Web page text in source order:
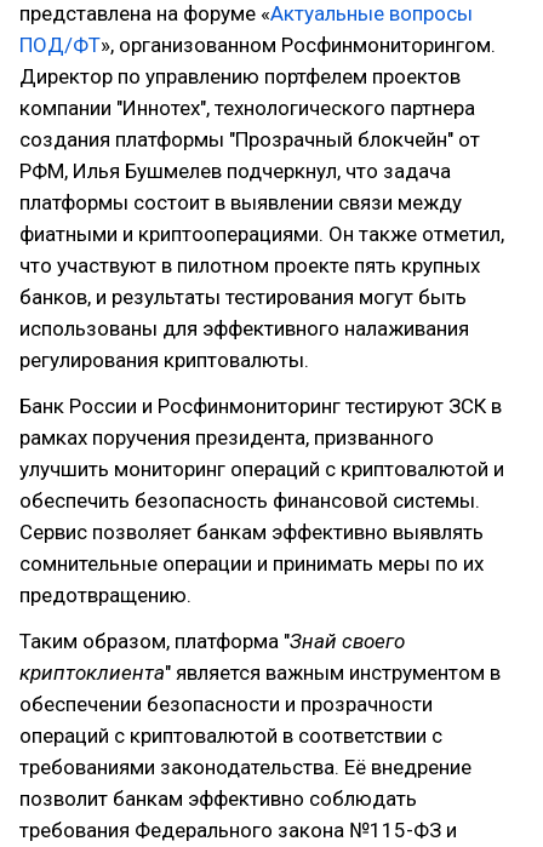
представлена на форуме «Актуальные вопросы
ПОД/ФТ», организованном Росфинмониторингом.
Директор по управлению портфелем проектов
компании "Иннотех", технологического партнера
создания платформы "Прозрачный блокчейн" от
РФМ, Илья Бушмелев подчеркнул, что задача
платформы состоит в выявлении связи между
фиатными и криптооперациями. Он также отметил,
что участвуют в пилотном проекте пять крупных
банков, и результаты тестирования могут быть
использованы для эффективного налаживания
регулирования криптовалюты.
Банк России и Росфинмониторинг тестируют ЗСК в
рамках поручения президента, призванного
улучшить мониторинг операций с криптовалютой и
обеспечить безопасность финансовой системы.
Сервис позволяет банкам эффективно выявлять
сомнительные операции и принимать меры по их
предотвращению.
Таким образом, платформа "Знай своего
криптоклиента" является важным инструментом в
обеспечении безопасности и прозрачности
операций с криптовалютой в соответствии с
требованиями законодательства. Её внедрение
позволит банкам эффективно соблюдать
требования Федерального закона №115-ФЗ и